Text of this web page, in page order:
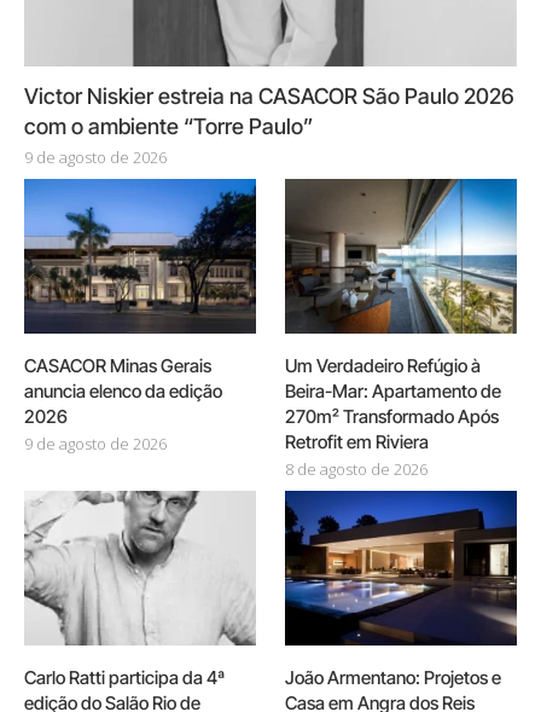
Victor Niskier estreia na CASACOR São Paulo 2026
com o ambiente “Torre Paulo”
9 de agosto de 2026
CASACOR Minas Gerais
anuncia elenco da edição
2026
9 de agosto de 2026
Um Verdadeiro Refúgio à
Beira-Mar: Apartamento de
270m² Transformado Após
Retrofit em Riviera
8 de agosto de 2026
Carlo Ratti participa da 4ª
edição do Salão Rio de
João Armentano: Projetos e
Casa em Angra dos Reis